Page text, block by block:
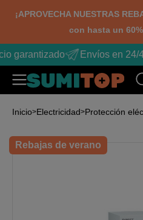
¡APROVECHA NUESTRAS
con hasta un
garantizado Envíos en 24/
Inicio Electricidad Protección
Rebajas de verano